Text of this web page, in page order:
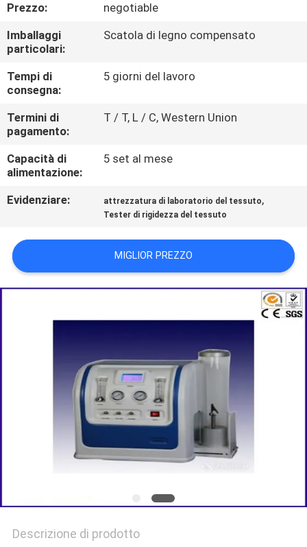
CONTATTICI
NOTIZIE
RICHIEDA
UNA
CITAZIONE
MAPPA
SITO
POLITICA
Prezzo:
negotiable
Imballaggi
particolari:
Scatola di legno compensato
Tempi di
consegna:
5 giorni del lavoro
Termini di
pagamento:
T / T, L / C, Western Union
Capacità di
alimentazione:
5 set al mese
Evidenziare: attrezzatura di laboratorio del tessuto,
Tester di rigidezza del tessuto
MIGLIOR PREZZO
Descrizione di prodotto